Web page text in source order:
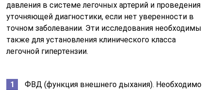
давления в системе легочных артерий и проведения
уточняющей диагностики, если нет уверенности в
точном заболевании. Эти исследования необходимы
также для установления клинического класса
легочной гипертензии.
ФВД (функция внешнего дыхания). Необходимо